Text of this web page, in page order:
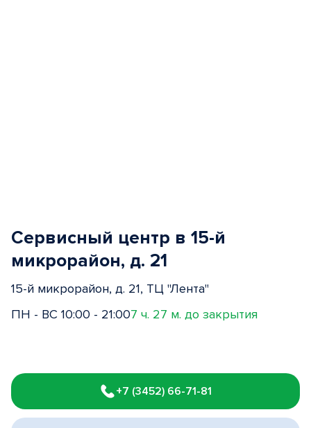
Сервисный центр в 15-й
микрорайон, д. 21
15-й микрорайон, д. 21, ТЦ "Лента"
ПН - ВС 10:00 - 21:007 ч. 27 м. до закрытия
1
of
3
+7 (3452) 66-71-81